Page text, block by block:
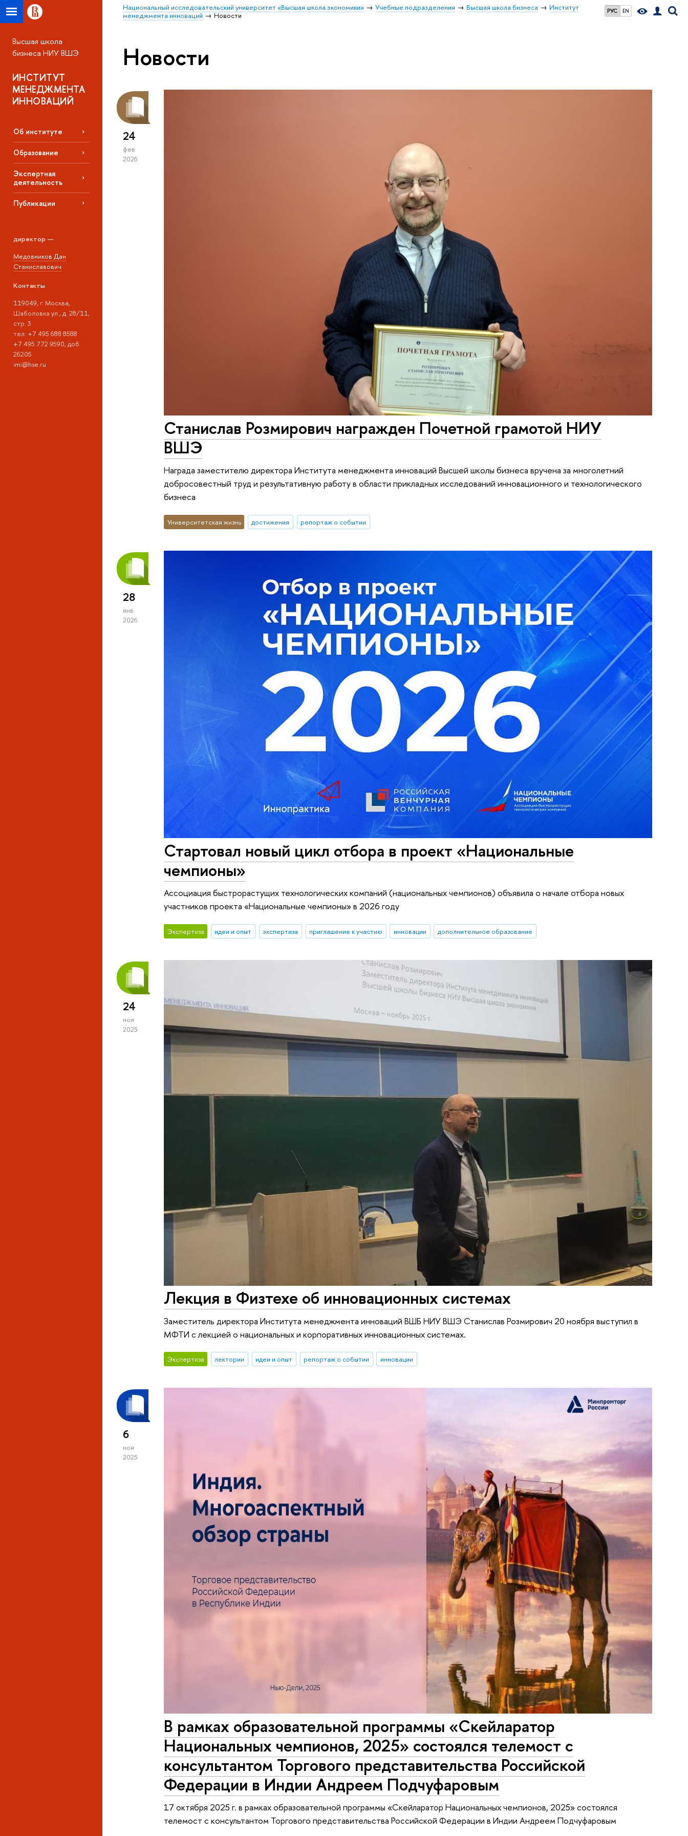
РУС EN
Национальный исследовательский университет «Высшая школа экономики» Учебные подразделения Высшая школа бизнеса
Институт
менеджмента инноваций
Новости
Высшая школа
бизнеса НИУ ВШЭ
ИНСТИТУТ
МЕНЕДЖМЕНТА
ИННОВАЦИЙ
Об институте
Образование
Экспертная
деятельность
Публикации
директор —
Медовников Дан
Станиславович
Контакты
119049, г. Москва,
Шаболовка ул., д. 28/11,
стр. 3
тел: +7 495 688 8588
+7 495 772 9590, доб.
26205
imi@hse.ru
Новости
24
фев
2026
Станислав Розмирович награжден Почетной грамотой НИУ
ВШЭ
Награда заместителю директора Института менеджмента инноваций Высшей школы бизнеса вручена за многолетний
добросовестный труд и результативную работу в области прикладных исследований инновационного и технологического
бизнеса
Университетская жизнь достижения репортаж о событии
28
янв
2026
Стартовал новый цикл отбора в проект «Национальные
чемпионы»
Ассоциация быстрорастущих технологических компаний (национальных чемпионов) объявила о начале отбора новых
участников проекта «Национальные чемпионы» в 2026 году
Экспертиза идеи и опыт экспертиза приглашение к участию инновации дополнительное образование
24
ноя
2025
Лекция в Физтехе об инновационных системах
Заместитель директора Института менеджмента инноваций ВШБ НИУ ВШЭ Станислав Розмирович 20 ноября выступил в
МФТИ с лекцией о национальных и корпоративных инновационных системах.
Экспертиза лектории идеи и опыт репортаж о событии инновации
6
ноя
2025
В рамках образовательной программы «Скейларатор
Национальных чемпионов, 2025» состоялся телемост с
консультантом Торгового представительства Российской
Федерации в Индии Андреем Подчуфаровым
17 октября 2025 г. в рамках образовательной программы «Скейларатор Национальных чемпионов, 2025» состоялся
телемост с консультантом Торгового представительства Российской Федерации в Индии Андреем Подчуфаровым